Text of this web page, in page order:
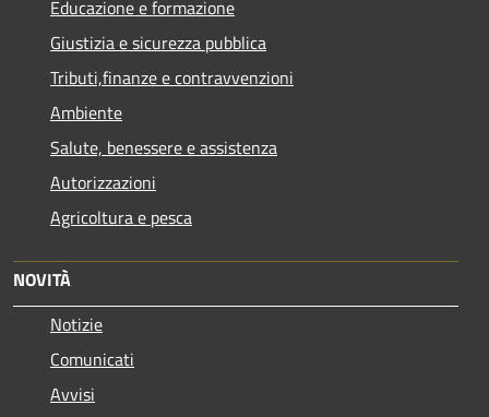
Educazione e formazione
Giustizia e sicurezza pubblica
Tributi,finanze e contravvenzioni
Ambiente
Salute, benessere e assistenza
Autorizzazioni
Agricoltura e pesca
NOVITÀ
Notizie
Comunicati
Avvisi